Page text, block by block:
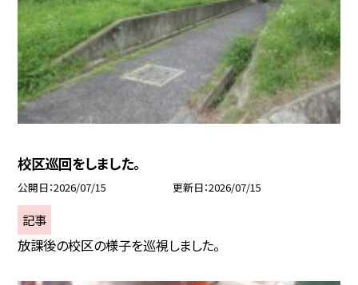
校区巡回をしました。
公開日 2026/07/15 更新日 2026/07/15
記事
放課後の校区の様子を巡視しました。